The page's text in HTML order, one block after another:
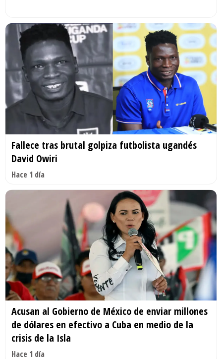
Fallece tras brutal golpiza futbolista ugandés
David Owiri
Hace 1 día
Acusan al Gobierno de México de enviar millones
de dólares en efectivo a Cuba en medio de la
crisis de la Isla
Hace 1 día